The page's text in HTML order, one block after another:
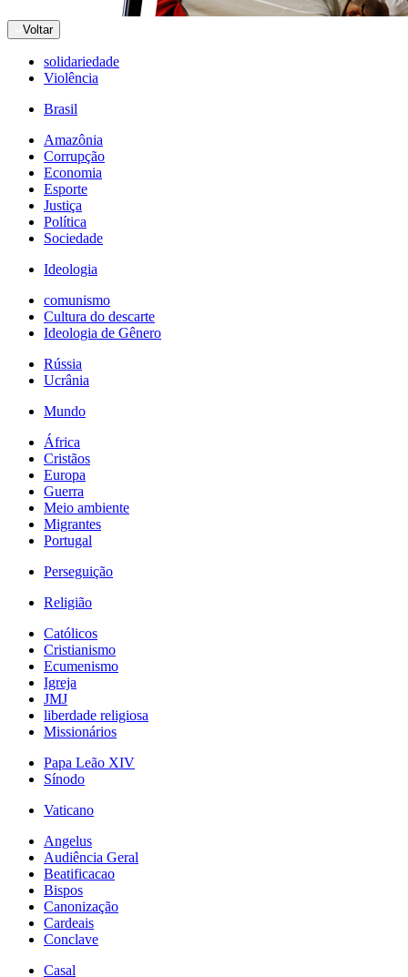
Voltar
solidariedade
Violência
Brasil
Amazônia
Corrupção
Economia
Esporte
Justiça
Política
Sociedade
Ideologia
comunismo
Cultura do descarte
Ideologia de Gênero
Rússia
Ucrânia
Mundo
África
Cristãos
Europa
Guerra
Meio ambiente
Migrantes
Portugal
Perseguição
Religião
Católicos
Cristianismo
Ecumenismo
Igreja
JMJ
liberdade religiosa
Missionários
Papa Leão XIV
Sínodo
Vaticano
Angelus
Audiência Geral
Beatificacao
Bispos
Canonização
Cardeais
Conclave
Casal